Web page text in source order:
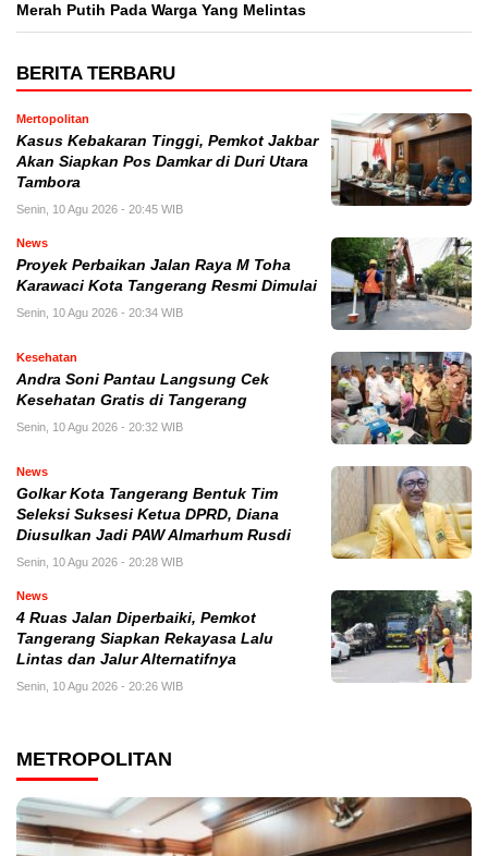
Merah Putih Pada Warga Yang Melintas
BERITA TERBARU
Mertopolitan
Kasus Kebakaran Tinggi, Pemkot Jakbar
Akan Siapkan Pos Damkar di Duri Utara
Tambora
Senin, 10 Agu 2026 - 20:45 WIB
News
Proyek Perbaikan Jalan Raya M Toha
Karawaci Kota Tangerang Resmi Dimulai
Senin, 10 Agu 2026 - 20:34 WIB
Kesehatan
Andra Soni Pantau Langsung Cek
Kesehatan Gratis di Tangerang
Senin, 10 Agu 2026 - 20:32 WIB
News
Golkar Kota Tangerang Bentuk Tim
Seleksi Suksesi Ketua DPRD, Diana
Diusulkan Jadi PAW Almarhum Rusdi
Senin, 10 Agu 2026 - 20:28 WIB
News
4 Ruas Jalan Diperbaiki, Pemkot
Tangerang Siapkan Rekayasa Lalu
Lintas dan Jalur Alternatifnya
Senin, 10 Agu 2026 - 20:26 WIB
METROPOLITAN